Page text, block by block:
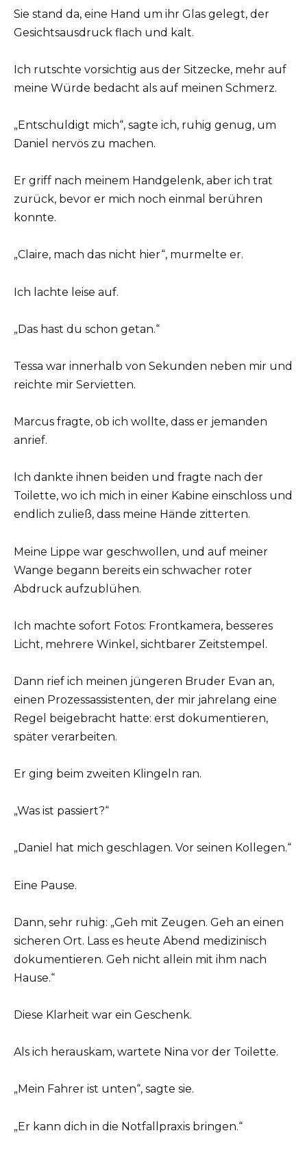
Sie stand da, eine Hand um ihr Glas gelegt, der
Gesichtsausdruck flach und kalt.
Ich rutschte vorsichtig aus der Sitzecke, mehr auf
meine Würde bedacht als auf meinen Schmerz.
„Entschuldigt mich“, sagte ich, ruhig genug, um
Daniel nervös zu machen.
Er griff nach meinem Handgelenk, aber ich trat
zurück, bevor er mich noch einmal berühren
konnte.
„Claire, mach das nicht hier“, murmelte er.
Ich lachte leise auf.
„Das hast du schon getan.“
Tessa war innerhalb von Sekunden neben mir und
reichte mir Servietten.
Marcus fragte, ob ich wollte, dass er jemanden
anrief.
Ich dankte ihnen beiden und fragte nach der
Toilette, wo ich mich in einer Kabine einschloss und
endlich zuließ, dass meine Hände zitterten.
Meine Lippe war geschwollen, und auf meiner
Wange begann bereits ein schwacher roter
Abdruck aufzublühen.
Ich machte sofort Fotos: Frontkamera, besseres
Licht, mehrere Winkel, sichtbarer Zeitstempel.
Dann rief ich meinen jüngeren Bruder Evan an,
einen Prozessassistenten, der mir jahrelang eine
Regel beigebracht hatte: erst dokumentieren,
später verarbeiten.
Er ging beim zweiten Klingeln ran.
„Was ist passiert?“
„Daniel hat mich geschlagen. Vor seinen Kollegen.“
Eine Pause.
Dann, sehr ruhig: „Geh mit Zeugen. Geh an einen
sicheren Ort. Lass es heute Abend medizinisch
dokumentieren. Geh nicht allein mit ihm nach
Hause.“
Diese Klarheit war ein Geschenk.
Als ich herauskam, wartete Nina vor der Toilette.
„Mein Fahrer ist unten“, sagte sie.
„Er kann dich in die Notfallpraxis bringen.“